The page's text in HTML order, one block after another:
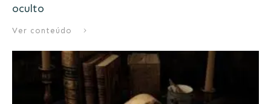
oculto
Ver conteúdo